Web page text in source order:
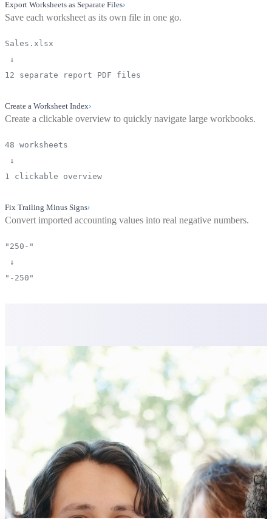
Export Worksheets as Separate Files›
Save each worksheet as its own file in one go.
Sales.xlsx
↓
12 separate report PDF files
Create a Worksheet Index›
Create a clickable overview to quickly navigate large workbooks.
48 worksheets
↓
1 clickable overview
Fix Trailing Minus Signs›
Convert imported accounting values into real negative numbers.
"250-"
↓
"-250"